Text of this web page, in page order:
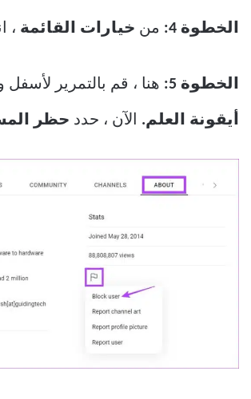
الخطوة 4: من خيارات القائمة ،
الخطوة 5: هنا ، قم بالتمرير لأسفل
أيقونة العلم. الآن ، حدد حظر